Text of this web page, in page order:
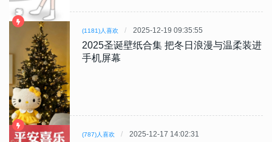
(1181)人喜欢 2025-12-19 09:35:55
2025圣诞壁纸合集 把冬日浪漫与温柔装进
手机屏幕
(787)人喜欢 2025-12-17 14:02:31